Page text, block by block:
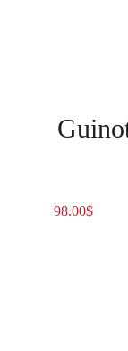
98.00$